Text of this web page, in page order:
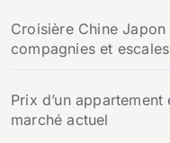
Croisière Chine
compagnies et
Prix d’un
marché actuel